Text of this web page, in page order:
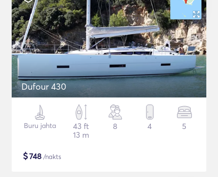
Dufour 430
Buru jahta
43 ft
13 m
8 4 5
$748 /nakts